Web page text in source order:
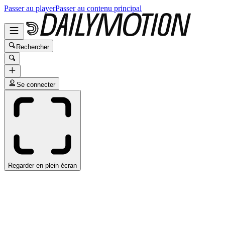
Passer au playerPasser au contenu principal
Rechercher
Se connecter
Regarder en plein écran